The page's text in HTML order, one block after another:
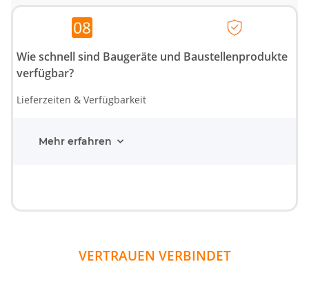
Wie schnell sind Baugeräte und Baustellenprodukte
verfügbar?
Lieferzeiten & Verfügbarkeit
Mehr erfahren
VERTRAUEN VERBINDET